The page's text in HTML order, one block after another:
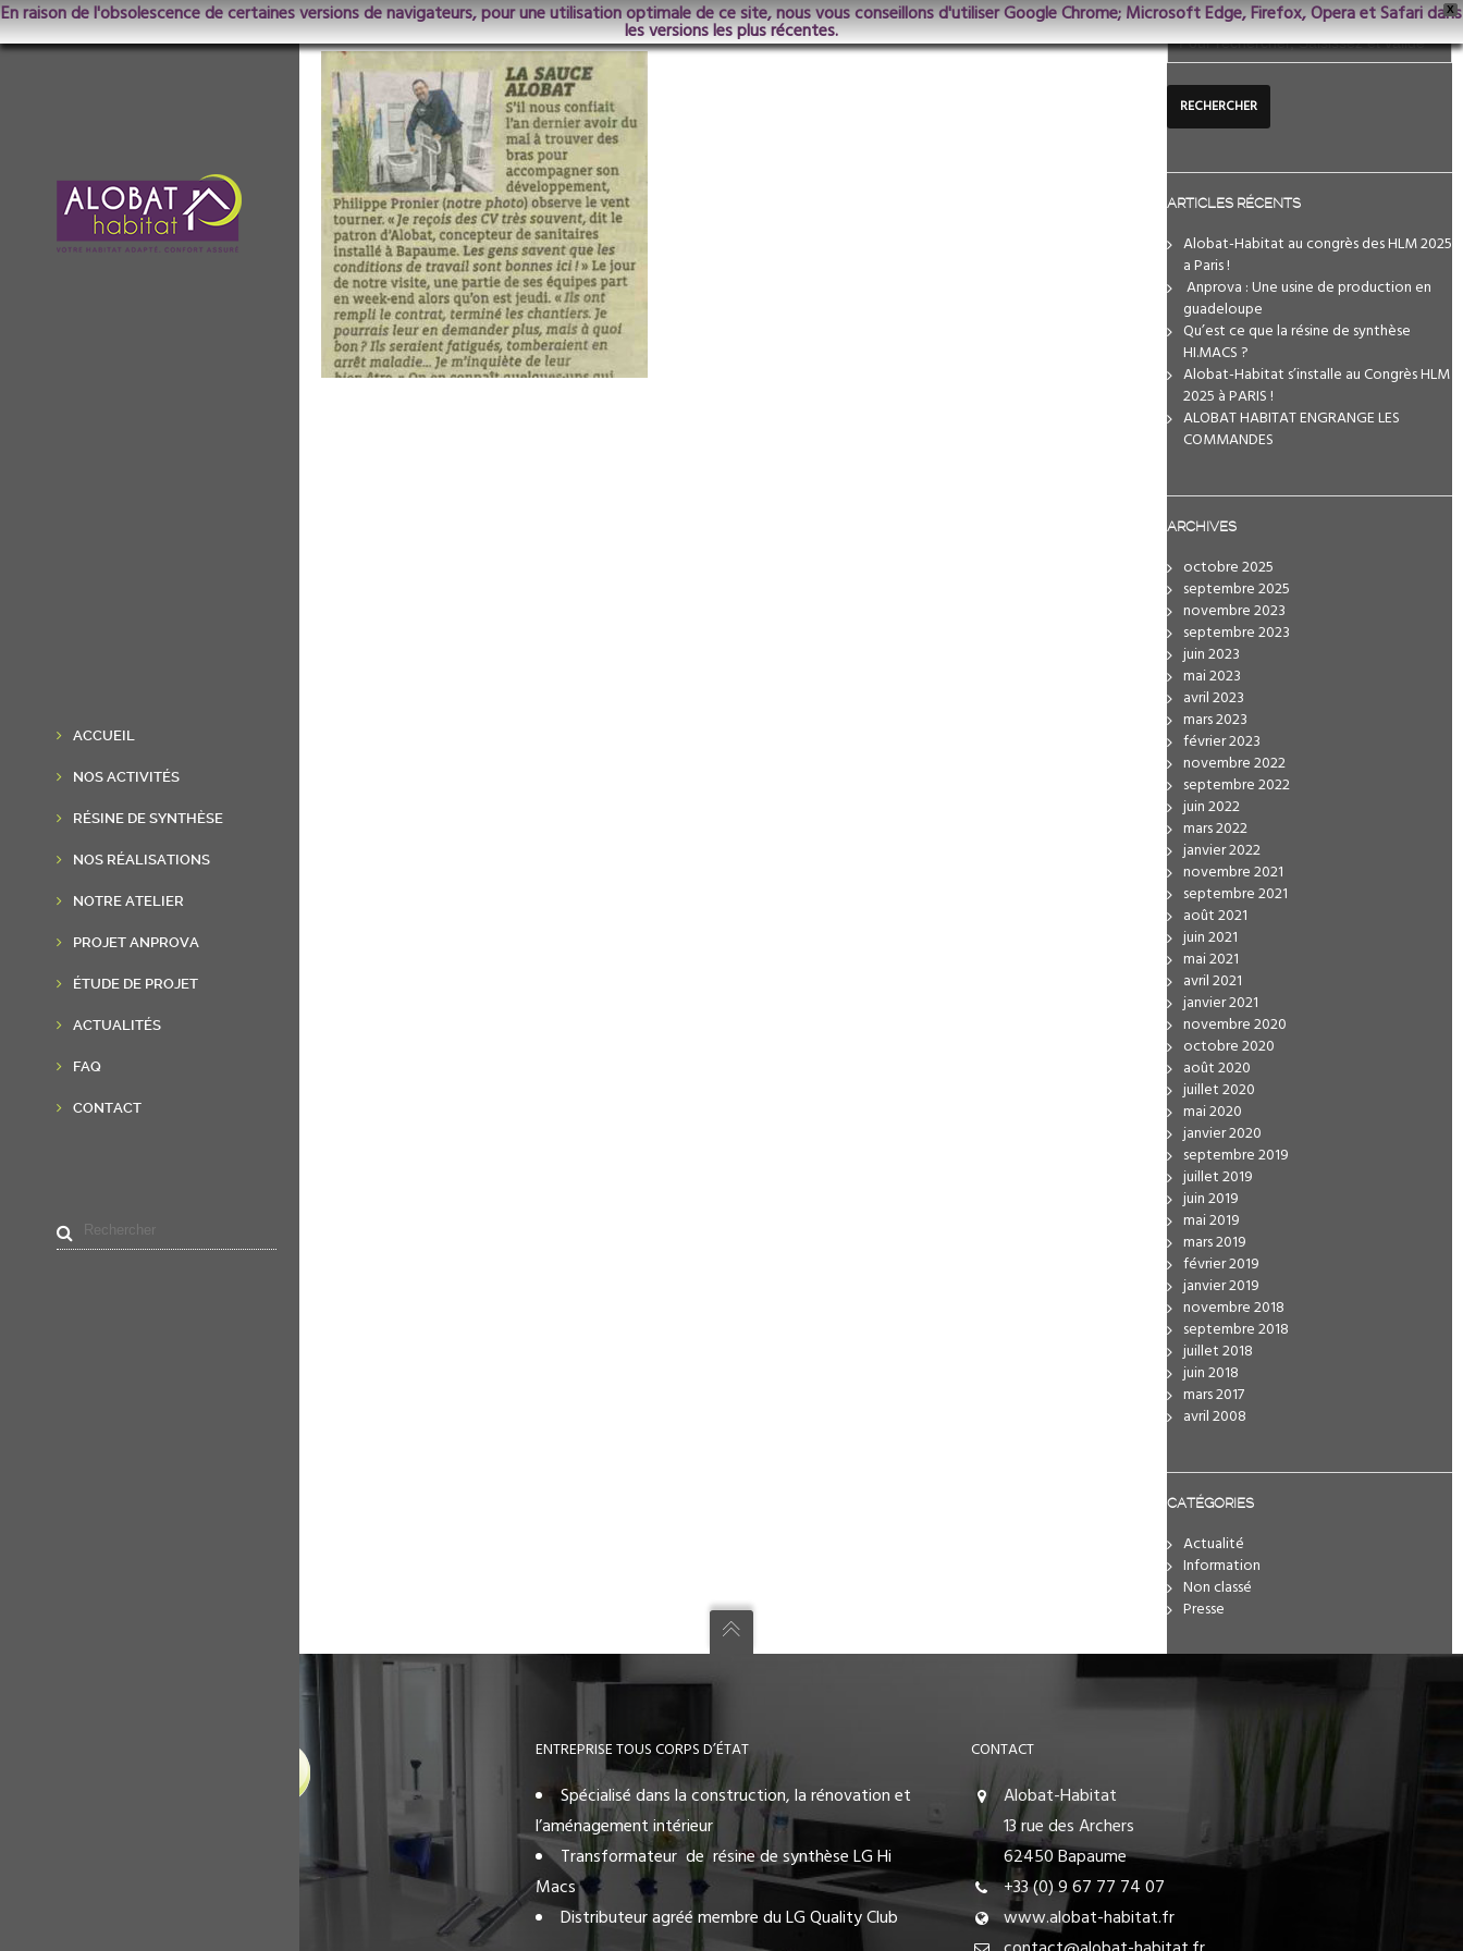
X
En raison de l'obsolescence de certaines versions de navigateurs, pour une utilisation optimale de ce site, nous vous conseillons d'utiliser Google Chrome; Microsoft Edge, Firefox, Opera et Safari dans
les versions les plus récentes.
ACCUEIL
NOS ACTIVITÉS
RÉSINE DE SYNTHÈSE
NOS RÉALISATIONS
NOTRE ATELIER
PROJET ANPROVA
ÉTUDE DE PROJET
ACTUALITÉS
FAQ
CONTACT
ArticleArrageoisTernois
ARTICLES RÉCENTS
Alobat-Habitat au congrès des HLM 2025
a Paris !
️ Anprova : Une usine de production en
guadeloupe
Qu’est ce que la résine de synthèse
HI.MACS ?
Alobat-Habitat s’installe au Congrès HLM
2025 à PARIS !
ALOBAT HABITAT ENGRANGE LES
COMMANDES
ARCHIVES
octobre 2025
septembre 2025
novembre 2023
septembre 2023
juin 2023
mai 2023
avril 2023
mars 2023
février 2023
novembre 2022
septembre 2022
juin 2022
mars 2022
janvier 2022
novembre 2021
septembre 2021
août 2021
juin 2021
mai 2021
avril 2021
janvier 2021
novembre 2020
octobre 2020
août 2020
juillet 2020
mai 2020
janvier 2020
septembre 2019
juillet 2019
juin 2019
mai 2019
mars 2019
février 2019
janvier 2019
novembre 2018
septembre 2018
juillet 2018
juin 2018
mars 2017
avril 2008
CATÉGORIES
Actualité
Information
Non classé
Presse
ENTREPRISE TOUS CORPS D’ÉTAT
Spécialisé dans la construction, la rénovation et
l’aménagement intérieur
Transformateur de résine de synthèse LG Hi
Macs
Distributeur agréé membre du LG Quality Club
CONTACT
Alobat-Habitat
13 rue des Archers
62450 Bapaume
+33 (0) 9 67 77 74 07
www.alobat-habitat.fr